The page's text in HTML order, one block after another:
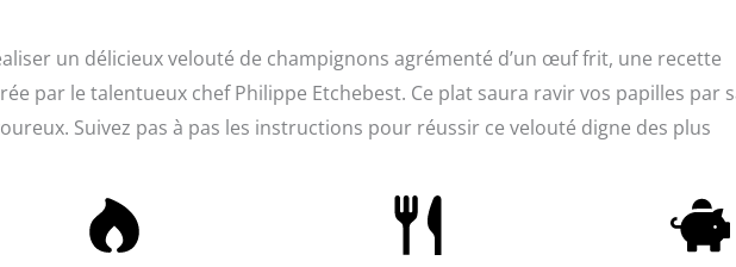
un délicieux velouté de champignons agrémenté d’un œuf frit, une recette
par le talentueux chef Philippe Etchebest. Ce plat saura ravir vos papilles par
Suivez pas à pas les instructions pour réussir ce velouté digne des plus